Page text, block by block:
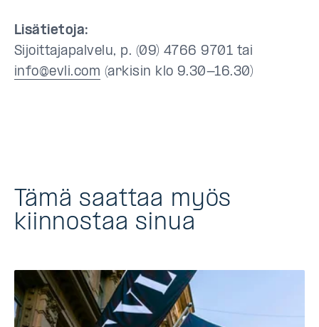
Lisätietoja:
Sijoittajapalvelu, p. (09) 4766 9701 tai
info@evli.com (arkisin klo 9.30-16.30)
Tämä saattaa myös
kiinnostaa sinua